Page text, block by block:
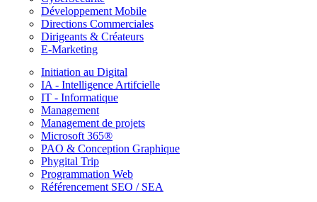
Développement Mobile
Directions Commerciales
Dirigeants & Créateurs
E-Marketing
Initiation au Digital
IA - Intelligence Artifcielle
IT - Informatique
Management
Management de projets
Microsoft 365®
PAO & Conception Graphique
Phygital Trip
Programmation Web
Référencement SEO / SEA